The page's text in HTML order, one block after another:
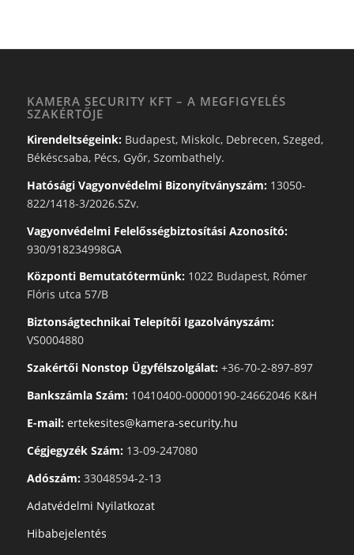
KAMERA SECURITY KFT – A MEGFIGYELÉS
SZAKÉRTŐJE
Kirendeltségeink:Budapest, Miskolc, Debrecen, Szeged,
Békéscsaba, Pécs, Győr, Szombathely.
Hatósági Vagyonvédelmi Bizonyítványszám:13050-
822/1418-3/2026.SZv.
Vagyonvédelmi Felelősségbiztosítási Azonosító:
930/918234998GA
Központi Bemutatótermünk:1022 Budapest, Rómer
Flóris utca 57/B
Biztonságtechnikai Telepítői Igazolványszám:
VS0004880
Szakértői Nonstop Ügyfélszolgálat:+36-70-2-897-897
Bankszámla Szám:10410400-00000190-24662046 K&H
E-mail: ertekesites@kamera-security.hu
Cégjegyzék Szám:13-09-247080
Adószám:33048594-2-13
Adatvédelmi Nyilatkozat
Hibabejelentés